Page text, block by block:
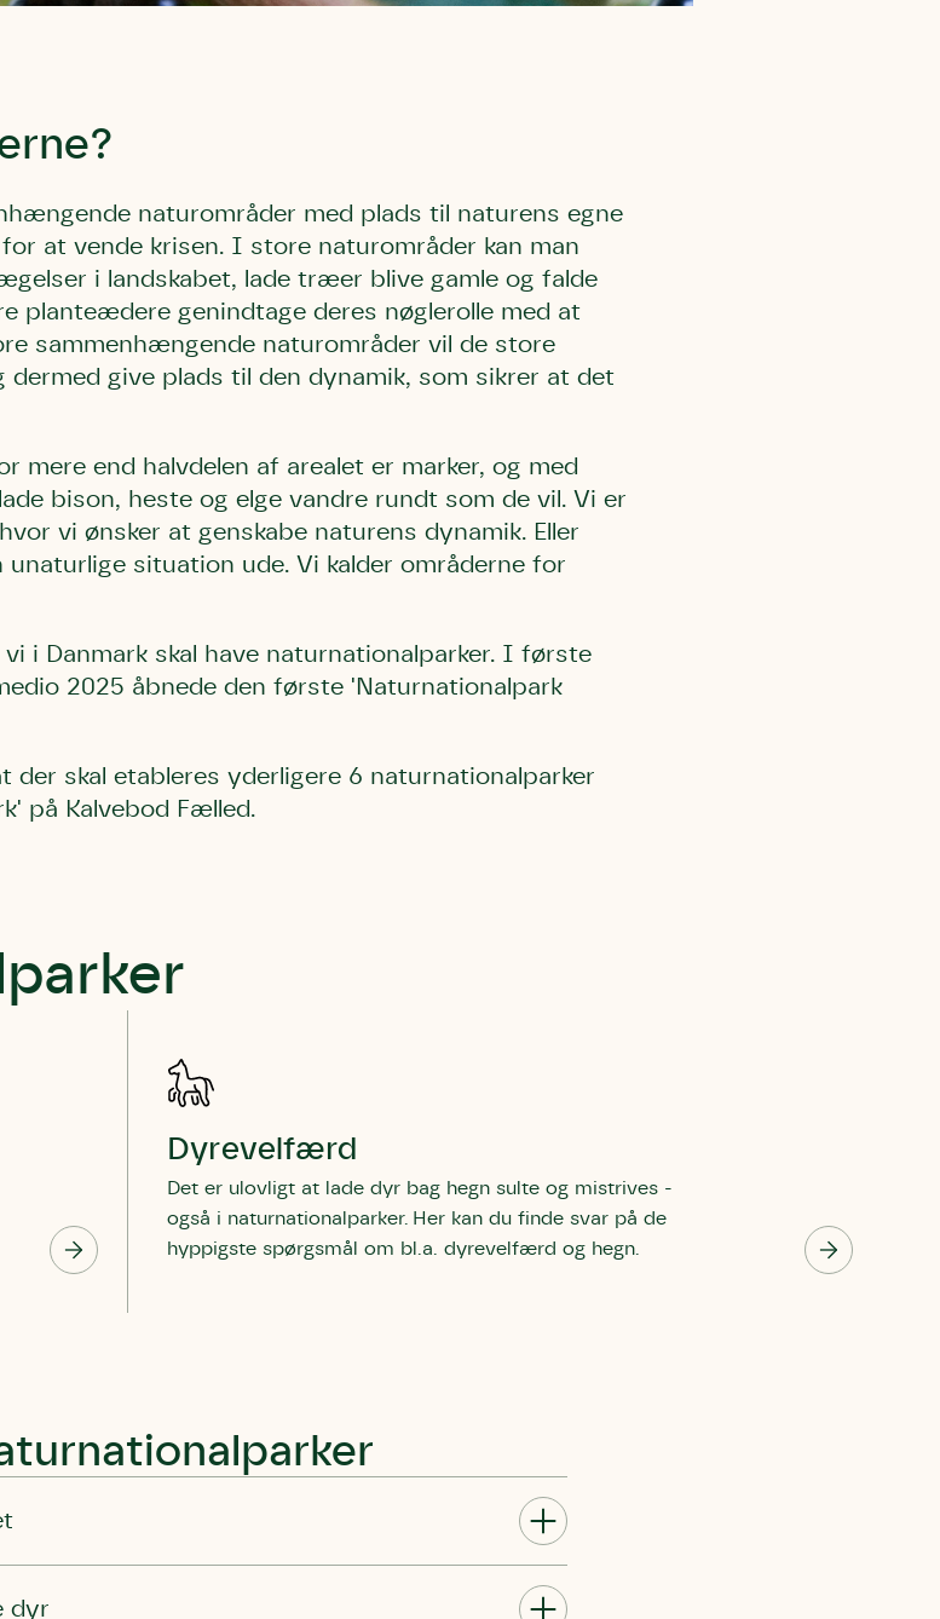
naturområder med plads til naturens egne
at vende krisen. I store naturområder kan man
i landskabet, lade træer blive gamle og falde
planteædere genindtage deres nøglerolle med at
sammenhængende naturområder vil de store
give plads til den dynamik, som sikrer at det
mere end halvdelen af arealet er marker, og med
bison, heste og elge vandre rundt som de vil. Vi er
vi ønsker at genskabe naturens dynamik. Eller
situation ude. Vi kalder områderne for
i Danmark skal have naturnationalparker. I første
2025 åbnede den første 'Naturnationalpark
der skal etableres yderligere 6 naturnationalparker
på Kalvebod Fælled.
Dyrevelfærd
Det er ulovligt at lade dyr bag hegn sulte og mistrives -
også i naturnationalparker. Her kan du finde svar på de
hyppigste spørgsmål om bl.a. dyrevelfærd og hegn.
dyr
ved at kontakte persondata@dn.dk
underskriftindsamlinger og andre støttemuligheder.
Skriv under nu
persondata@dn.dk